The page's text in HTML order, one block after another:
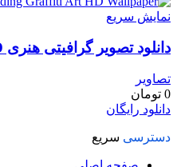
نمایش سریع
دانلود تصویر گرافیتی هنری HD کودکان
تصاویر
0 تومان
دانلود رایگان
دسترسی سریع